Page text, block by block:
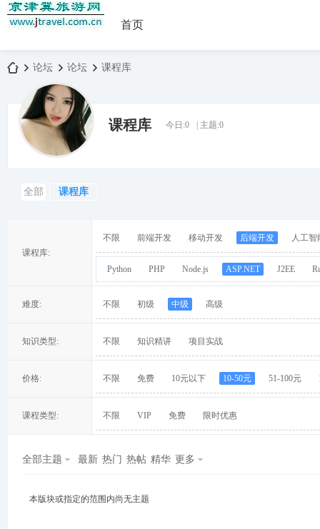
首页
»
论坛
›
论坛 课程库
课程库 今日:0 主题:0
全部 课程库
课程库:
不限 前端开发 移动开发 后端开发 人工智
Python PHP Node.js ASP.NET J2EE
难度: 不限 初级 中级 高级
知识类型: 不限 知识精讲 项目实战
价格: 不限 免费 10元以下 10-50元 51-100元
课程类型: 不限 VIP 免费 限时优惠
全部主题 最新 热门 热帖 精华 更多
本版块或指定的范围内尚无主题